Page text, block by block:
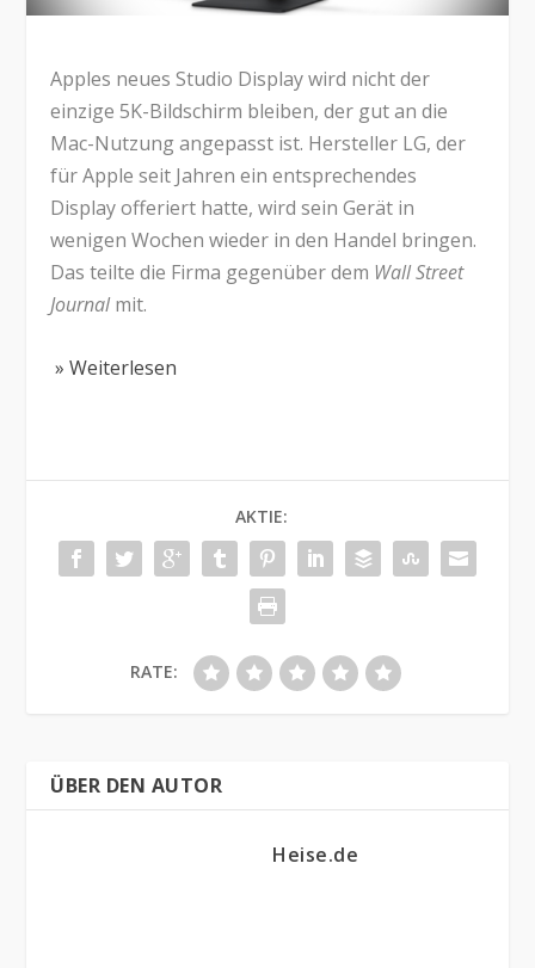
Apples neues Studio Display wird nicht der
einzige 5K-Bildschirm bleiben, der gut an die
Mac-Nutzung angepasst ist. Hersteller LG, der
für Apple seit Jahren ein entsprechendes
Display offeriert hatte, wird sein Gerät in
wenigen Wochen wieder in den Handel bringen.
Das teilte die Firma gegenüber dem Wall Street
Journalmit.
» Weiterlesen
AKTIE:
RATE:
ÜBER DEN AUTOR
Heise.de